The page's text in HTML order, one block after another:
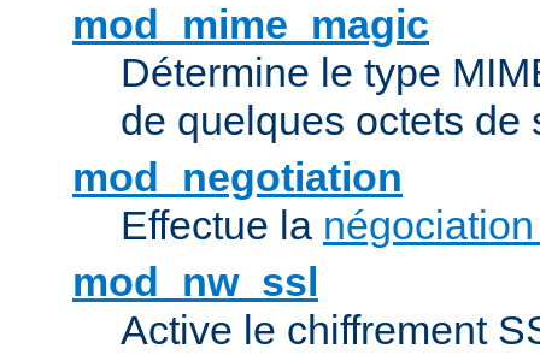
mod_mime_magic
Détermine le type
de quelques octets de
mod_negotiation
Effectue la
mod_nw_ssl
Active le chiffrement